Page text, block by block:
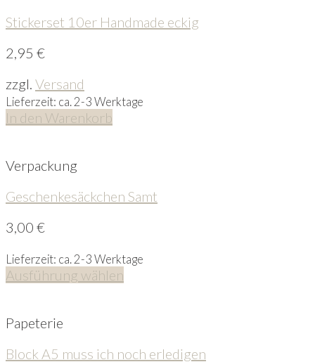
Stickerset 10er Handmade eckig
2,95 €
zzgl. Versand
Lieferzeit: ca. 2-3 Werktage
In den Warenkorb
Verpackung
Geschenkesäckchen Samt
3,00 €
Lieferzeit: ca. 2-3 Werktage
Ausführung wählen
Papeterie
Block A5 muss ich noch erledigen